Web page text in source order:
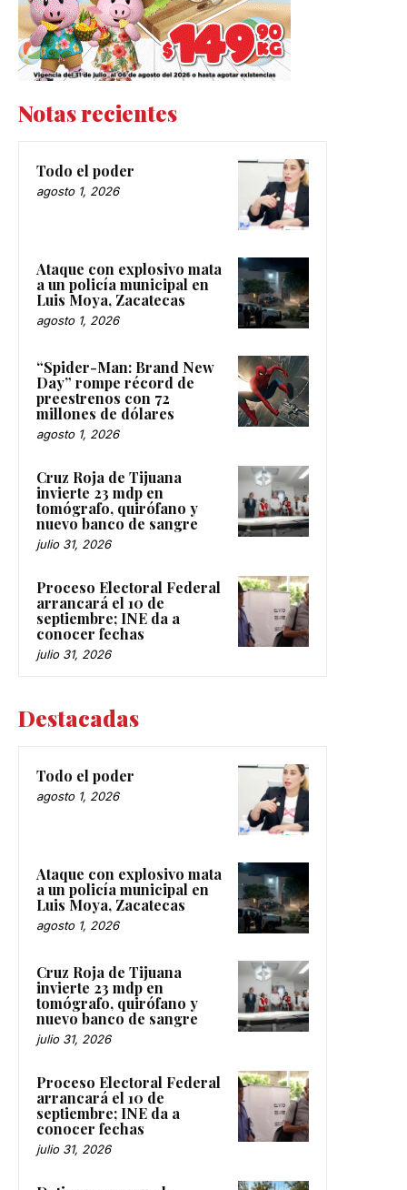
Notas recientes
Todo el poder
agosto 1, 2026
Ataque con explosivo mata
a un policía municipal en
Luis Moya, Zacatecas
agosto 1, 2026
“Spider-Man: Brand New
Day” rompe récord de
preestrenos con 72
millones de dólares
agosto 1, 2026
Cruz Roja de Tijuana
invierte 23 mdp en
tomógrafo, quirófano y
nuevo banco de sangre
julio 31, 2026
Proceso Electoral Federal
arrancará el 10 de
septiembre; INE da a
conocer fechas
julio 31, 2026
Destacadas
Todo el poder
agosto 1, 2026
Ataque con explosivo mata
a un policía municipal en
Luis Moya, Zacatecas
agosto 1, 2026
Cruz Roja de Tijuana
invierte 23 mdp en
tomógrafo, quirófano y
nuevo banco de sangre
julio 31, 2026
Proceso Electoral Federal
arrancará el 10 de
septiembre; INE da a
conocer fechas
julio 31, 2026